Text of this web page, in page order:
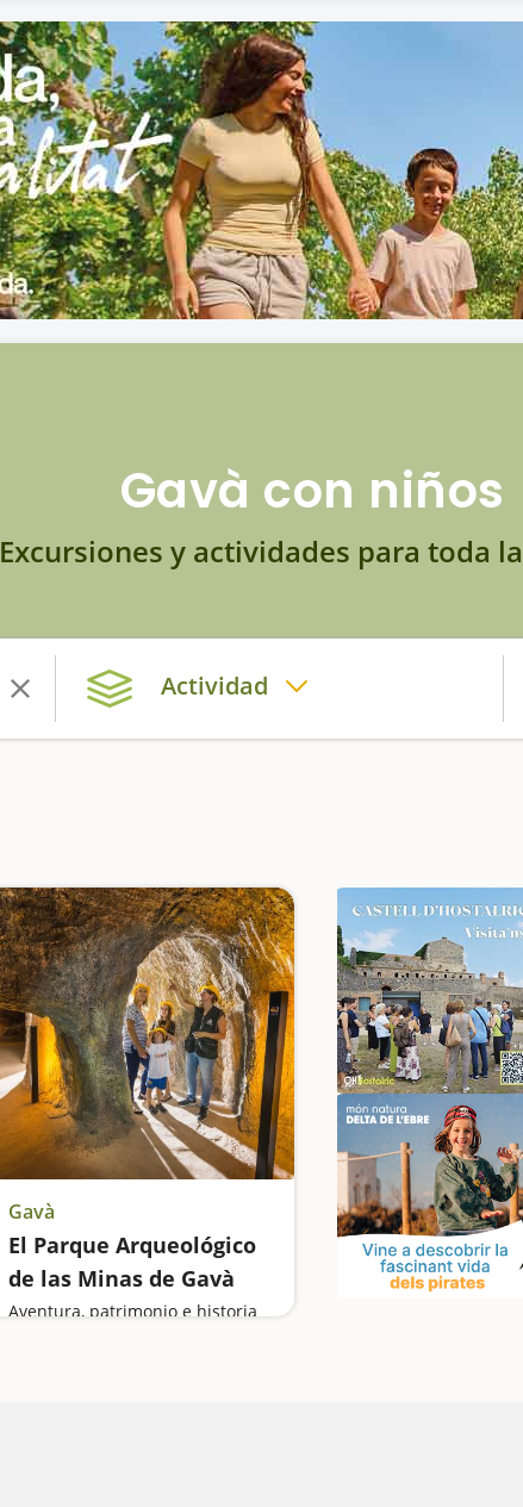
Gavà con niños
Excursiones y actividades para toda
Actividad
Gavà
El Parque Arqueológico
de las Minas de Gavà
Aventura, patrimonio e historia